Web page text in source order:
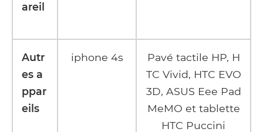
areil
Autr
es a
ppar
eils
iphone 4s
Pavé tactile HP, H
TC Vivid, HTC EVO
3D, ASUS Eee Pad
MeMO et tablette
HTC Puccini